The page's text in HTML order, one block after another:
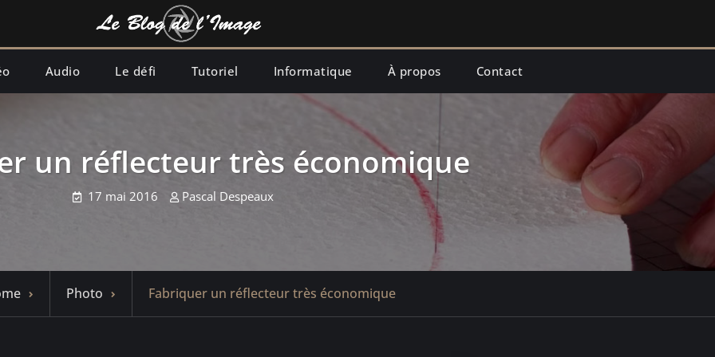
Audio Le défi Tutoriel Informatique À propos Contact
un réflecteur très économique
17 mai 2016 Pascal Despeaux
Photo Fabriquer un réflecteur très économique